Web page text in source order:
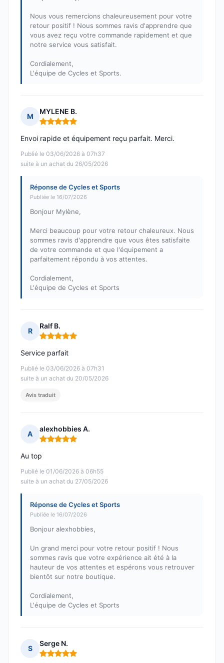
Nous vous remercions chaleureusement pour votre
retour positif ! Nous sommes ravis d'apprendre que
vous avez reçu votre commande rapidement et que
notre service vous satisfait.
Cordialement,
L'équipe de Cycles et Sports.
M
MYLENE B.
Note : 5 sur 5
Publié le 03/06/2026 à 07h37
suite à un achat du 26/05/2026
Envoi rapide et équipement reçu parfait. Merci.
Réponse de Cycles et Sports
Publiée le 16/07/2026
Bonjour Mylène,
Merci beaucoup pour votre retour chaleureux. Nous
sommes ravis d'apprendre que vous êtes satisfaite
de votre commande et que l'équipement a
parfaitement répondu à vos attentes.
Cordialement,
L'équipe de Cycles et Sports
R
Ralf B.
Note : 5 sur 5
Publié le 03/06/2026 à 07h31
suite à un achat du 20/05/2026
Service parfait
Avis traduit
A
alexhobbies A.
Note : 5 sur 5
Publié le 01/06/2026 à 06h55
suite à un achat du 27/05/2026
Au top
Réponse de Cycles et Sports
Publiée le 16/07/2026
Bonjour alexhobbies,
Un grand merci pour votre retour positif ! Nous
sommes ravis que votre expérience ait été à la
hauteur de vos attentes et espérons vous retrouver
bientôt sur notre boutique.
Cordialement,
L'équipe de Cycles et Sports
S
Serge N.
Note : 5 sur 5